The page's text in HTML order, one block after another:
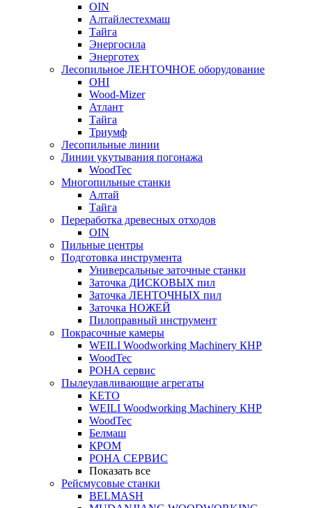
OIN
Алтайлестехмаш
Тайга
Энергосила
Энерготех
Лесопильное ЛЕНТОЧНОЕ оборудование
OHI
Wood-Mizer
Атлант
Тайга
Триумф
Лесопильные линии
Линии укутывания погонажа
WoodTec
Многопильные станки
Алтай
Тайга
Переработка древесных отходов
OIN
Пильные центры
Подготовка инструмента
Универсальные заточные станки
Заточка ДИСКОВЫХ пил
Заточка ЛЕНТОЧНЫХ пил
Заточка НОЖЕЙ
Пилоправный инструмент
Покрасочные камеры
WEILI Woodworking Machinery КНР
WoodTec
РОНА сервис
Пылеулавливающие агрегаты
KETO
WEILI Woodworking Machinery КНР
WoodTec
Белмаш
КРОМ
РОНА СЕРВИС
Показать все
Рейсмусовые станки
BELMASH